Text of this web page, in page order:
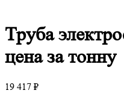
Труба
цена за тонну
19 417 ₽